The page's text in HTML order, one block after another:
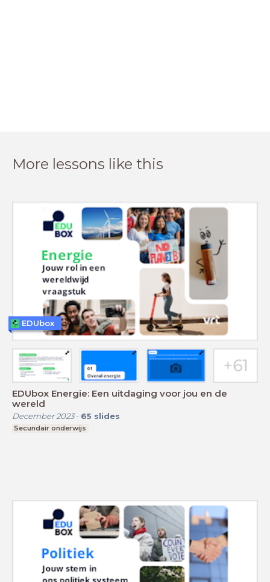
More lessons like this
EDUbox Energie: Een uitdaging voor jou en de
wereld
December 2023- 65 slides
Secundair onderwijs
EDUbox